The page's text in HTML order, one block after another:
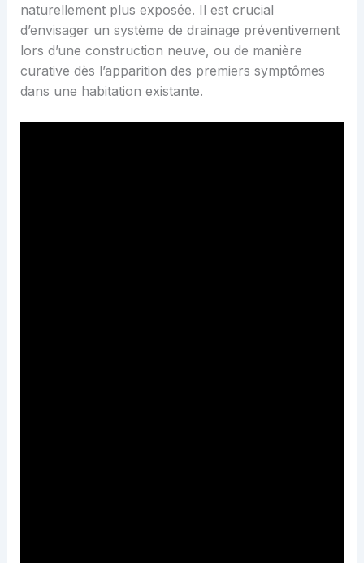
naturellement plus exposée. Il est crucial
d’envisager un système de drainage préventivement
lors d’une construction neuve, ou de manière
curative dès l’apparition des premiers symptômes
dans une habitation existante.